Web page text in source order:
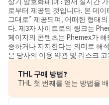
로부터 제공된 것입니다. 본 데
그대로” 제공되며, 어떠한 형태
다. 제3자 사이트로의 링크는
페이지의 콘텐츠는 Phemex가
증하거나 지지한다는 의미로 해
은 당사의 이용 약관 및 리스크
THL 구매 방법?
THL 첫 번째를 얻는 방법을